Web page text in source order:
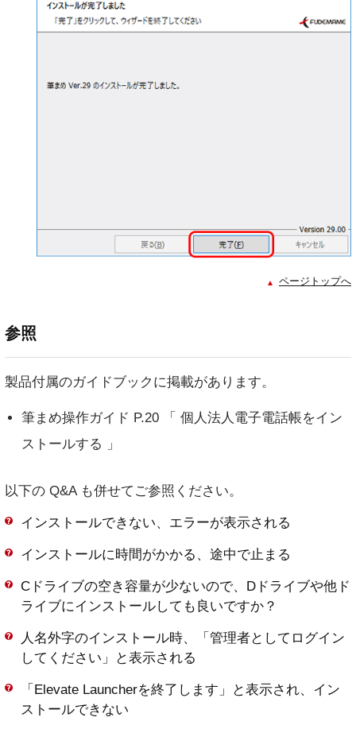
ページトップへ
参照
製品付属のガイドブックに掲載があります。
筆まめ操作ガイド P.20 「 個人法人電子電話帳をイン
ストールする 」
以下の Q&A も併せてご参照ください。
インストールできない、エラーが表示される
インストールに時間がかかる、途中で止まる
Cドライブの空き容量が少ないので、Dドライブや他ド
ライブにインストールしても良いですか？
人名外字のインストール時、「管理者としてログイン
してください」と表示される
「Elevate Launcherを終了します」と表示され、イン
ストールできない